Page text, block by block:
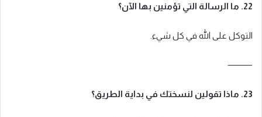
22. ما الرسالة التي تؤمنين بها الآن؟
التوكل على الله في كل شيء.
⸻
23. ماذا تقولين لنسختك في بداية الطريق؟